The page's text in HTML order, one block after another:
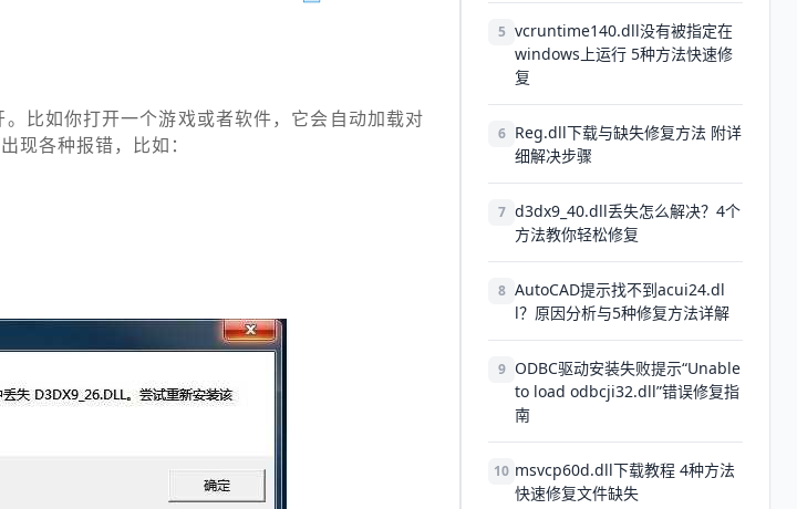
比如你打开一个游戏或者软件，它会自动加载对
现各种报错，比如：
5 vcruntime140.dll没有被指定在
windows上运行 5种方法快速修
复
6 Reg.dll下载与缺失修复方法 附详
细解决步骤
7 d3dx9_40.dll丢失怎么解决？4个
方法教你轻松修复
8 AutoCAD提示找不到acui24.dl
l？原因分析与5种修复方法详解
9 ODBC驱动安装失败提示“Unable
to load odbcji32.dll”错误修复指
南
10 msvcp60d.dll下载教程 4种方法
快速修复文件缺失